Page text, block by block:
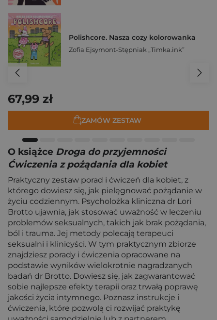
Polishcore. Nasza cozy kolorowanka
Zofia Ejsymont-Stępniak „Timka.ink”
67,99 zł
ZAMÓW ZESTAW
O książce Droga do przyjemności
Ćwiczenia z pożądania dla kobiet
Praktyczny zestaw porad i ćwiczeń dla kobiet, z
którego dowiesz się, jak pielęgnować pożądanie w
życiu codziennym. Psycholożka kliniczna dr Lori
Brotto ujawnia, jak stosować uważność w leczeniu
problemów seksualnych, takich jak brak pożądania,
ból i trauma. Jej metody polecają terapeuci
seksualni i klinicyści. W tym praktycznym zbiorze
znajdziesz porady i ćwiczenia opracowane na
podstawie wyników wielokrotnie nagradzanych
badań dr Brotto. Dowiesz się, jak zagwarantować
sobie najlepsze efekty terapii oraz trwałą poprawę
jakości życia intymnego. Poznasz instrukcje i
ćwiczenia, które pozwolą ci rozwijać praktykę